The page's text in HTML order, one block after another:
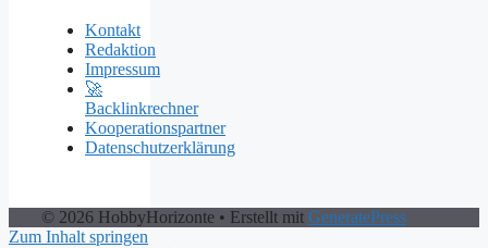
Kontakt
Redaktion
Impressum
🚀
Backlinkrechner
Kooperationspartner
Datenschutzerklärung
© 2026 HobbyHorizonte • Erstellt mit GeneratePress
Zum Inhalt springen